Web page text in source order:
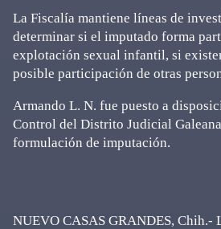
La Fiscalía mantiene líneas de
determinar si el imputado forma
explotación sexual infantil, si
posible participación de otras
Armando L. N. fue puesto a
Control del Distrito Judicial
formulación de imputación.
NUEVO CASAS GRANDES, Chih.-